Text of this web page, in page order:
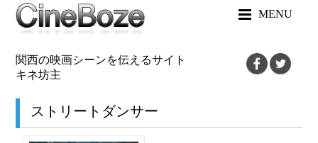
MENU
関西の映画シーンを伝えるサイト
キネ坊主
ストリートダンサー